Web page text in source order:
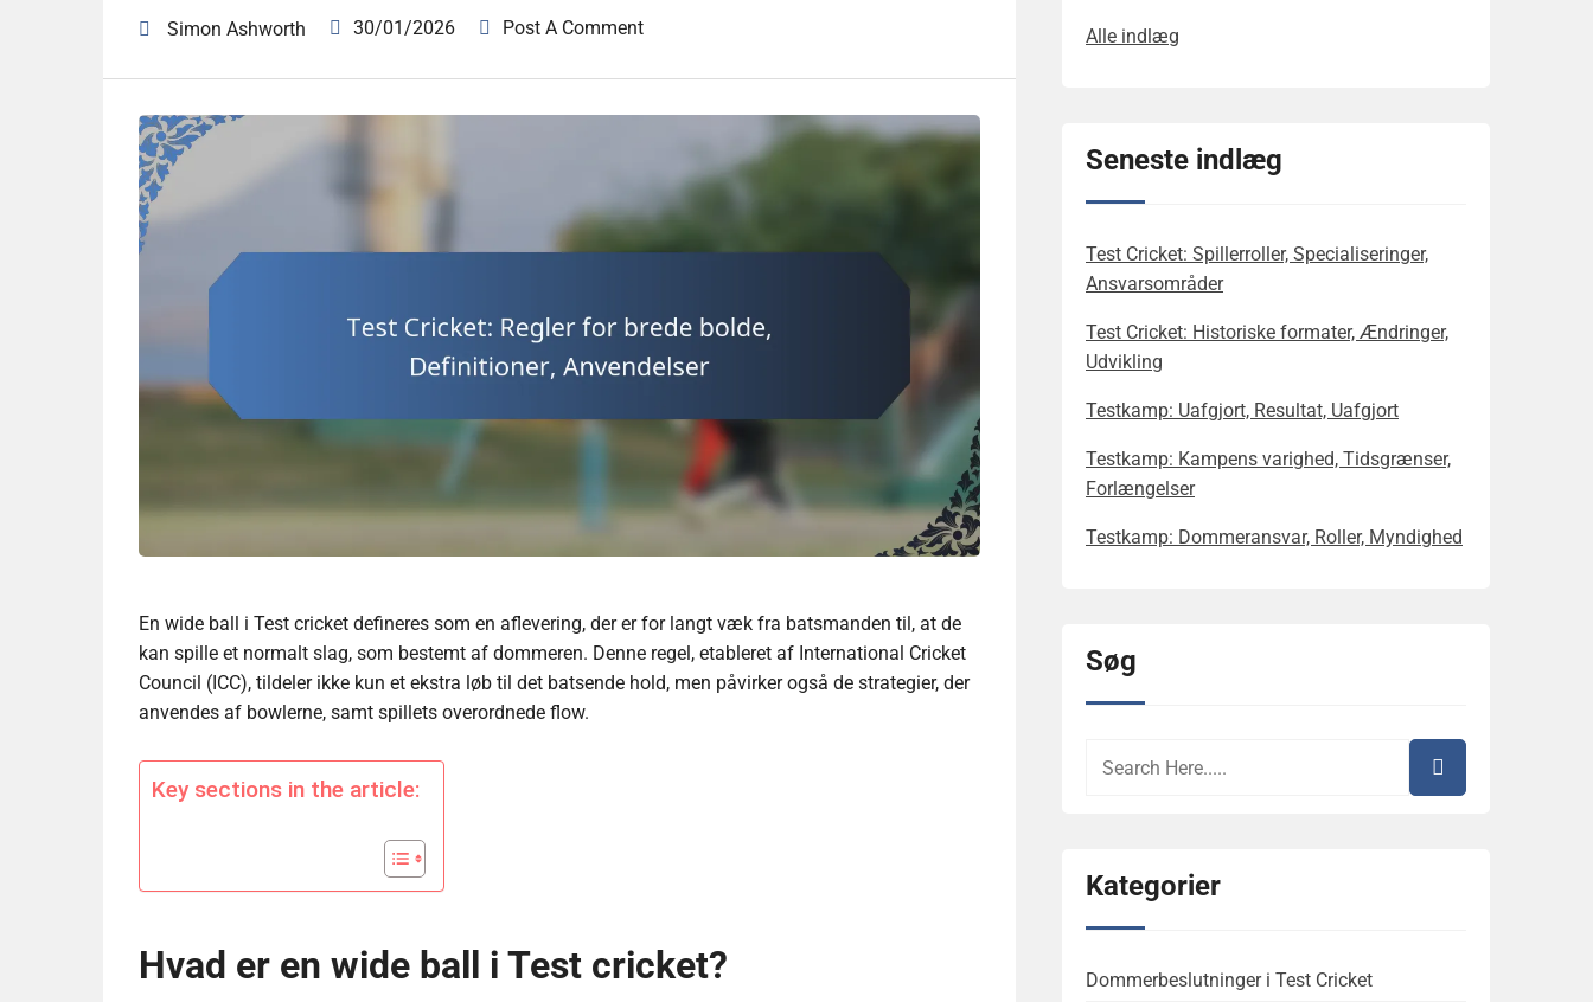
Simon Ashworth 30/01/2026 Post A Comment
En wide ball i Test cricket defineres som en aflevering, der er for langt væk fra batsmanden til, at de
kan spille et normalt slag, som bestemt af dommeren. Denne regel, etableret af International Cricket
Council (ICC), tildeler ikke kun et ekstra løb til det batsende hold, men påvirker også de strategier, der
anvendes af bowlerne, samt spillets overordnede flow.
Key sections in the article:
Hvad er en wide ball i Test cricket?
Alle indlæg
Seneste indlæg
Test Cricket: Spillerroller, Specialiseringer,
Ansvarsområder
Test Cricket: Historiske formater, Ændringer,
Udvikling
Testkamp: Uafgjort, Resultat, Uafgjort
Testkamp: Kampens varighed, Tidsgrænser,
Forlængelser
Testkamp: Dommeransvar, Roller, Myndighed
Søg
Kategorier
Dommerbeslutninger i Test Cricket